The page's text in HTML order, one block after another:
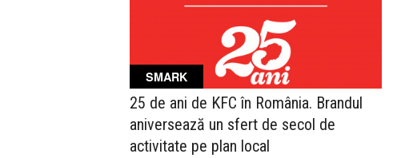
SMARK
25 de ani de KFC în România. Brandul
aniversează un sfert de secol de
activitate pe plan local